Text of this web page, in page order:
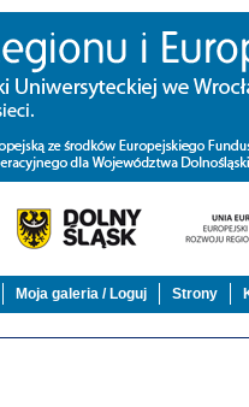
Moja galeria / Loguj Strony